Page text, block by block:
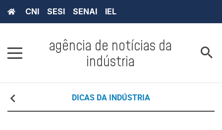
CNI SESI SENAI IEL
agência de notícias da
indústria
DICAS DA INDÚSTRIA